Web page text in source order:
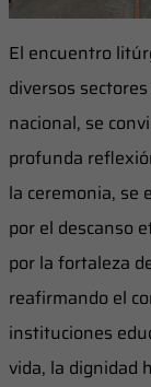
El encuentro
diversos
nacional, se
profunda
la ceremonia, se
por el descanso
por la fortaleza
reafirmando el
instituciones
vida, la dignidad